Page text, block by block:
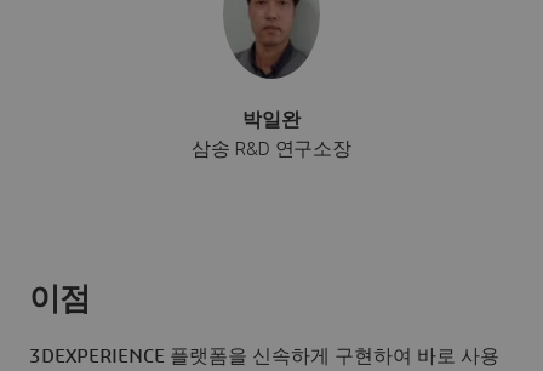
박일완
삼송 R&D 연구소장
이점
3DEXPERIENCE 플랫폼을 신속하게 구현하여 바로 사용